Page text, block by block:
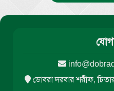
ডোবরা দরবার শরীফ,